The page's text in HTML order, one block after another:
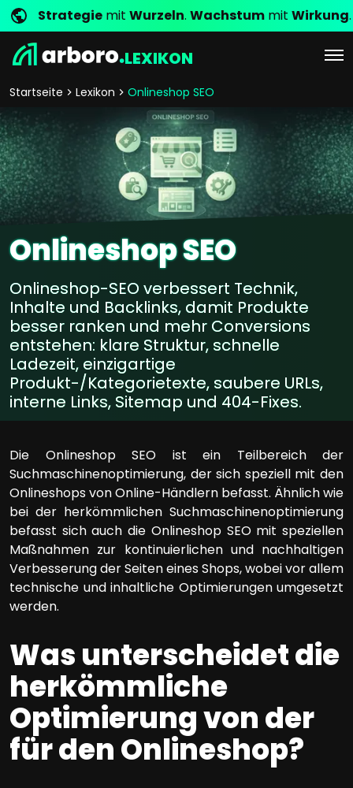
Strategie mit Wurzeln. Wachstum mit Wirkung.
LEXIKON
Startseite Lexikon Onlineshop SEO
Onlineshop SEO
Onlineshop-SEO verbessert Technik,
Inhalte und Backlinks, damit Produkte
besser ranken und mehr Conversions
entstehen: klare Struktur, schnelle
Ladezeit, einzigartige
Produkt-/Kategorietexte, saubere URLs,
interne Links, Sitemap und 404-Fixes.
Die Onlineshop SEO ist ein Teilbereich der
Suchmaschinenoptimierung, der sich speziell mit den
Onlineshops von Online-Händlern befasst. Ähnlich wie
bei der herkömmlichen Suchmaschinenoptimierung
befasst sich auch die Onlineshop SEO mit speziellen
Maßnahmen zur kontinuierlichen und nachhaltigen
Verbesserung der Seiten eines Shops, wobei vor allem
technische und inhaltliche Optimierungen umgesetzt
werden.
Was unterscheidet die
herkömmliche
Optimierung von der
für den Onlineshop?